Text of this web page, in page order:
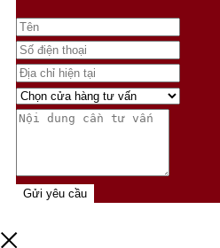
Gửi yêu cầu